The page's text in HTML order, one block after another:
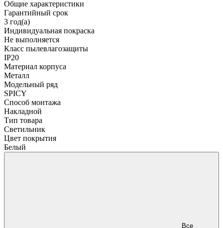
Общие характеристики
Гарантийный срок
3 год(а)
Индивидуальная покраска
Не выполняется
Класс пылевлагозащиты
IP20
Материал корпуса
Металл
Модельный ряд
SPICY
Способ монтажа
Накладной
Тип товара
Светильник
Цвет покрытия
Белый